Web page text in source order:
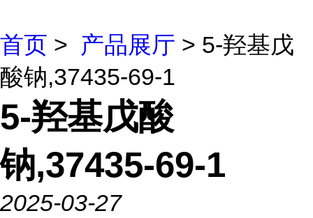
首页 > 产品展厅 > 5-羟基戊
酸钠,37435-69-1
5-羟基戊酸
钠,37435-69-1
2025-03-27